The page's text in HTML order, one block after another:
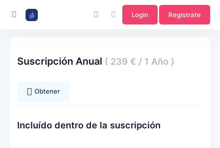
Login Registrate
Suscripción Anual ( 239 € / 1 Año )
Obtener
Incluído dentro de la suscripción